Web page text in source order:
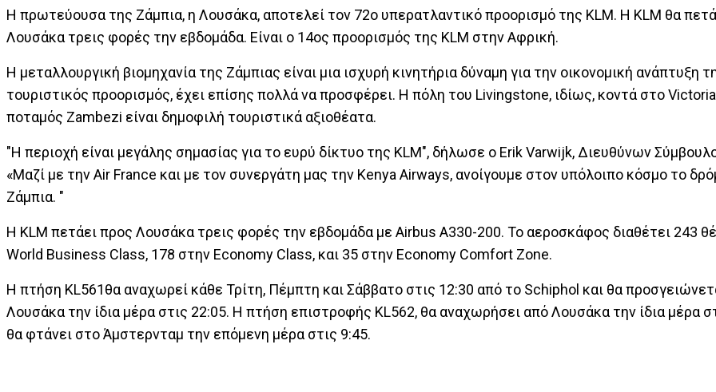
Η πρωτεύουσα της Ζάμπια, η Λουσάκα, αποτελεί τον 72ο υπερατλαντικό προορισμό της KLM. Η KLM θα
Λουσάκα τρεις φορές την εβδομάδα. Είναι ο 14ος προορισμός της KLM στην Αφρική.
Η μεταλλουργική βιομηχανία της Ζάμπιας είναι μια ισχυρή κινητήρια δύναμη για την οικονομική ανάπτυξη
τουριστικός προορισμός, έχει επίσης πολλά να προσφέρει. Η πόλη του Livingstone, ιδίως, κοντά στο
ποταμός Zambezi είναι δημοφιλή τουριστικά αξιοθέατα.
"Η περιοχή είναι μεγάλης σημασίας για το ευρύ δίκτυο της KLM", δήλωσε ο Erik Varwijk, Διευθύνων
«Μαζί με την Air France και με τον συνεργάτη μας την Kenya Airways, ανοίγουμε στον υπόλοιπο κόσμο το
Ζάμπια. "
Η KLM πετάει προς Λουσάκα τρεις φορές την εβδομάδα με Airbus A330-200. Το αεροσκάφος διαθέτει 243
World Business Class, 178 στην Economy Class, και 35 στην Economy Comfort Zone.
Η πτήση KL561θα αναχωρεί κάθε Τρίτη, Πέμπτη και Σάββατο στις 12:30 από το Schiphol και θα
Λουσάκα την ίδια μέρα στις 22:05. Η πτήση επιστροφής KL562, θα αναχωρήσει από Λουσάκα την ίδια μέρα
θα φτάνει στο Άμστερνταμ την επόμενη μέρα στις 9:45.